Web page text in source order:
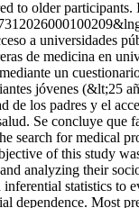
to older
a universidades
de medicina en
un
jóvenes
los padres y el
Se concluye
search for medical
of this study
analyzing their
statistics
Most